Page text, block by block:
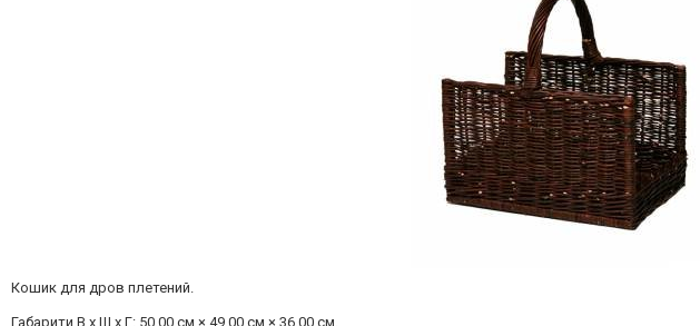
Кошик для дров плетений.
Габарити В x Ш x Г: 50.00 см × 49.00 см × 36.00 см.